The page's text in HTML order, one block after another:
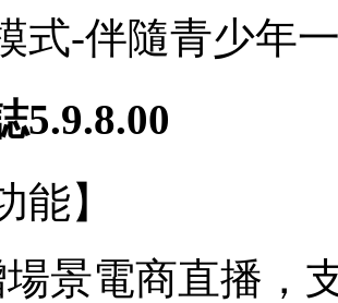
式-伴隨青少年
5.9.8.00
能】
景電商直播，